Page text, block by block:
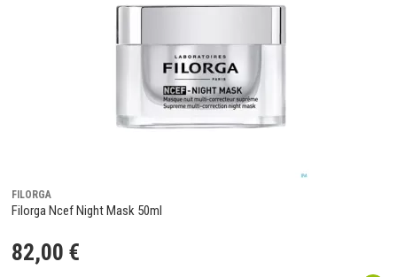
FILORGA
Filorga Ncef Night Mask 50ml
82,00 €